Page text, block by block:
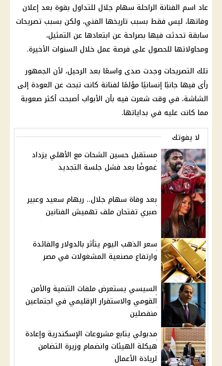
عاد اسم الفنانة الراحلة سهام جلال للتداول بقوة بعد إعلان
وفاتها، ليس فقط بسبب تاريخها الفني، ولكن بسبب تصريحات
سابقة تحدثت فيها بصراحة عن ابتعادها عن التمثيل،
ومحاولاتها للحصول على فرصة عمل خلال السنوات الأخيرة.
تلك التصريحات وجدت صدى واسعًا بعد الرحيل، لأن الجمهور
رأى فيها جانبًا إنسانيًا مؤلمًا لفنانة كانت تبحث عن العودة إلى
الشاشة، في وقت شعرت فيه بأن الأبواب أصبحت أكثر صعوبة
مما كانت عليه في بداياتها.
لا يفوتك
مستقبل حسين الشحات مع الأهلي يزداد
غموضًا بعد فشل جلسة التجديد
بعد وفاة سهام جلال.. ريهام سعيد وعبير
صبري تفتحان ملف تهميش الفنانين
سعر الذهب اليوم يتأثر بالدولار والفائدة
وارتفاع مصنعية المشغولات في مصر
السيسي يستعرض ملفات التنمية والأمن
القومي والاستقرار الإقليمي في اجتماعين
منفصلين
مدبولي يتابع مشروعات الإسكندرية وإعادة
هيكلة الهيئات وانضمام وزيرة التضامن
لريادة الأعمال